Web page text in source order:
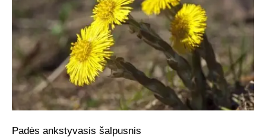
Padės ankstyvasis šalpusnis